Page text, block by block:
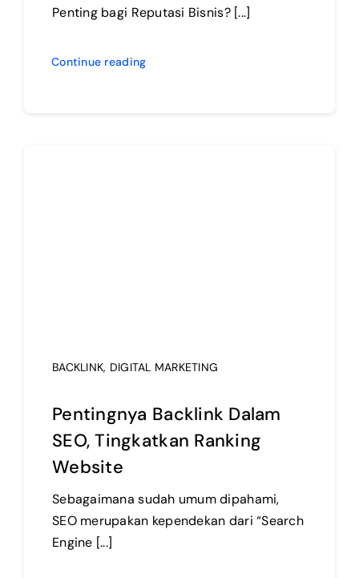
Penting bagi Reputasi Bisnis? [...]
Continue reading
BACKLINK, DIGITAL MARKETING
Pentingnya Backlink Dalam
SEO, Tingkatkan Ranking
Website
Sebagaimana sudah umum dipahami,
SEO merupakan kependekan dari “Search
Engine [...]